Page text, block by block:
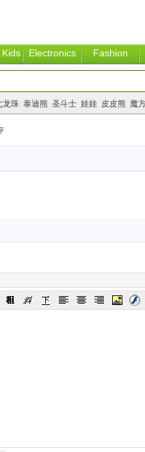
Electronics Fashion
龙珠 泰迪熊 圣斗士 娃娃 皮皮熊 魔